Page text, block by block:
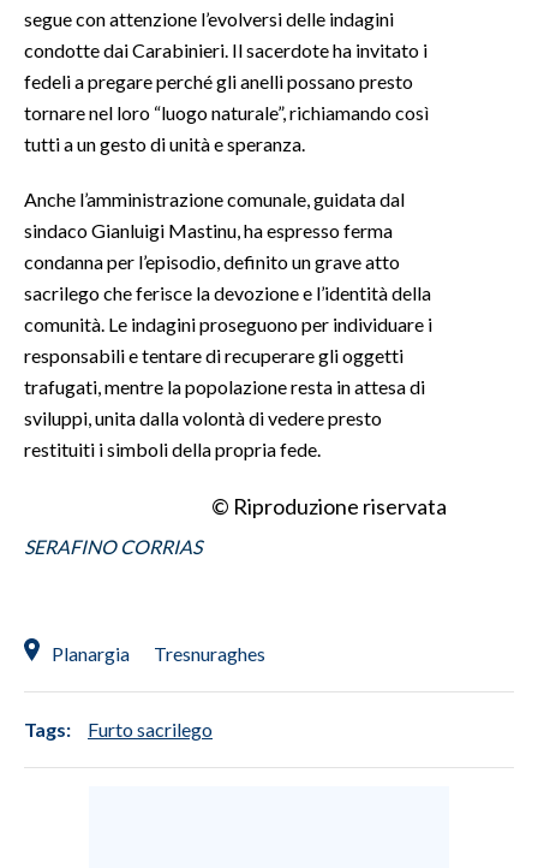
3 MINUTI CON
INFO AZIENDE
ANNUNCI
NECROLOGI
PUBBLICITÀ
SPIAGGE
STORE
segue con attenzione l’evolversi delle indagini
condotte dai Carabinieri. Il sacerdote ha invitato i
fedeli a pregare perché gli anelli possano presto
tornare nel loro “luogo naturale”, richiamando così
tutti a un gesto di unità e speranza.
Anche l’amministrazione comunale, guidata dal
sindaco Gianluigi Mastinu, ha espresso ferma
condanna per l’episodio, definito un grave atto
sacrilego che ferisce la devozione e l’identità della
comunità. Le indagini proseguono per individuare i
responsabili e tentare di recuperare gli oggetti
trafugati, mentre la popolazione resta in attesa di
sviluppi, unita dalla volontà di vedere presto
restituiti i simboli della propria fede.
© Riproduzione riservata
SERAFINO CORRIAS
Planargia Tresnuraghes
Tags: Furto sacrilego